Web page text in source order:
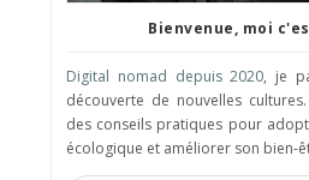
Bienvenue, moi
Digital nomad depuis 2020, je
découverte de nouvelles
des conseils pratiques pour
écologique et améliorer son bien-